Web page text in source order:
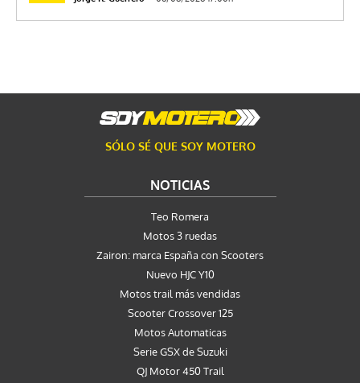
SÓLO SÉ QUE SOY MOTERO
NOTICIAS
Teo Romera
Motos 3 ruedas
Zairon: marca España con Scooters
Nuevo HJC Y10
Motos trail más vendidas
Scooter Crossover 125
Motos Automaticas
Serie GSX de Suzuki
QJ Motor 450 Trail